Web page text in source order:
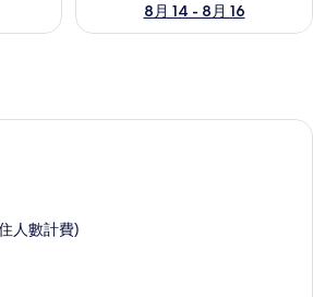
8月 14 - 8月 16
時尚豪華雙人套房A | 1 間臥室、高級
人數計費)